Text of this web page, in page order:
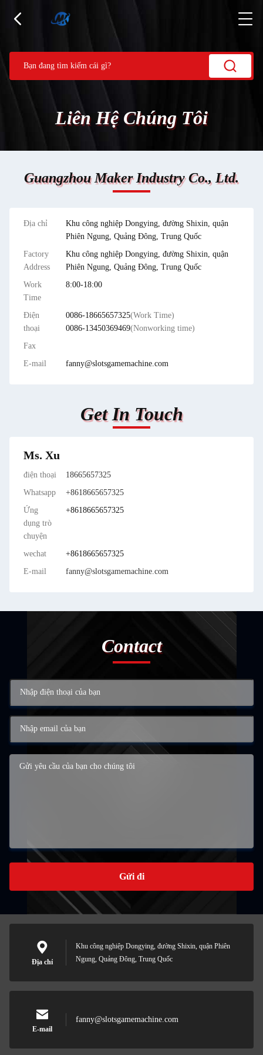
Liên Hệ Chúng Tôi
Guangzhou Maker Industry Co., Ltd.
Địa chỉ
Khu công nghiệp Dongying, đường Shixin, quận
Phiên Ngung, Quảng Đông, Trung Quốc
Factory
Address
Khu công nghiệp Dongying, đường Shixin, quận
Phiên Ngung, Quảng Đông, Trung Quốc
Work
Time
8:00-18:00
Điện
thoại
0086-18665657325(Work Time)
0086-13450369469(Nonworking time)
Fax
E-mail
fanny@slotsgamemachine.com
Get In Touch
Ms. Xu
điện thoại
18665657325
Whatsapp
+8618665657325
Ứng
dụng trò
chuyện
+8618665657325
wechat
+8618665657325
E-mail
fanny@slotsgamemachine.com
Contact
Gửi đi
Địa chỉ
Khu công nghiệp Dongying, đường Shixin, quận Phiên
Ngung, Quảng Đông, Trung Quốc
E-mail
fanny@slotsgamemachine.com